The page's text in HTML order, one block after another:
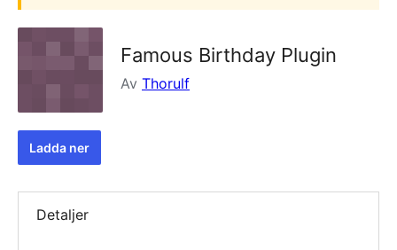
Famous Birthday Plugin
Av Thorulf
Ladda ner
Detaljer